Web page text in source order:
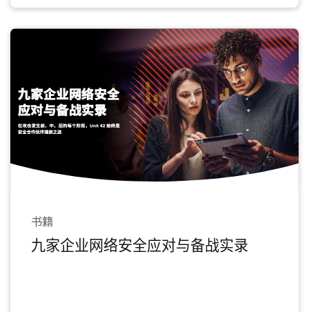
书籍
九家企业网络安全应对与备战实录